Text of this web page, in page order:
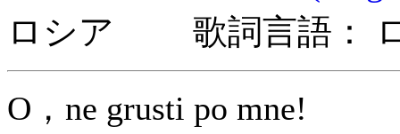
ロシア 歌詞言語：
O，ne grusti po mne!